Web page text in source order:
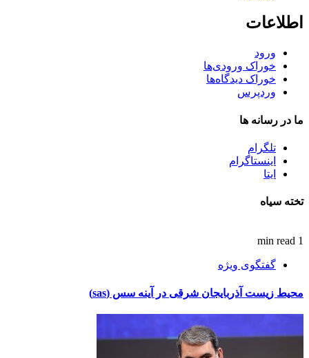
اطلاعات
ورود
خوراک ورودی‌ها
خوراک دیدگاه‌ها
وردپرس
ما در رسانه ها
تلگرام
اینستاگرام
ایتا
تخته سیاه
1 min read
گفتگوی ویژه
محیط زیست آذربایجان شرقی در آینه سس (sas)